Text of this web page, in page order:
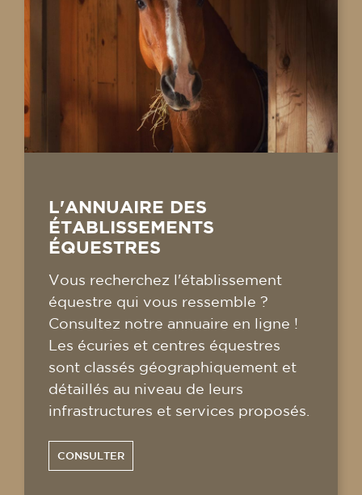
L'ANNUAIRE DES
ÉTABLISSEMENTS
ÉQUESTRES
Vous recherchez l'établissement
équestre qui vous ressemble ?
Consultez notre annuaire en ligne !
Les écuries et centres équestres
sont classés géographiquement et
détaillés au niveau de leurs
infrastructures et services proposés.
CONSULTER